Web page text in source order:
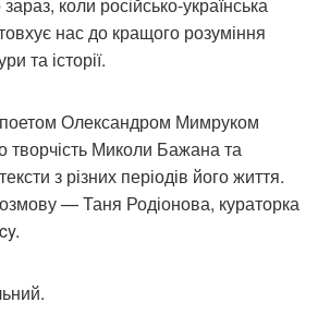
нас до кращого розуміння
та історії.
поетом Олександром Мимруком
творчість Миколи Бажана та
з різних періодів його життя.
— Таня Родіонова, кураторка